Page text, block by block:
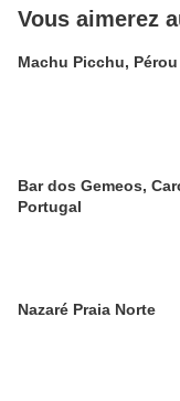
Vous aimerez
Machu Picchu, Pérou
Bar dos Gemeos,
Portugal
Nazaré Praia Norte